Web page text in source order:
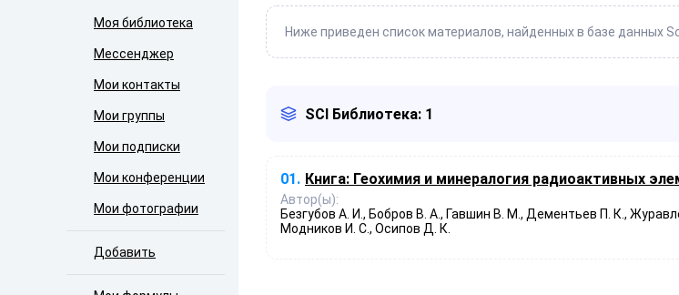
Моя библиотека
Мессенджер
Мои контакты
Мои группы
Мои подписки
Мои конференции
Мои фотографии
Добавить
Ниже приведен список материалов, найденных в базе данных
SCI Библиотека: 1
01. Книга: Геохимия и минералогия радиоактивных
Автор(ы):
Безгубов А. И., Бобров В. А., Гавшин В. М., Дементьев П. К.,
Модников И. С., Осипов Д. К.